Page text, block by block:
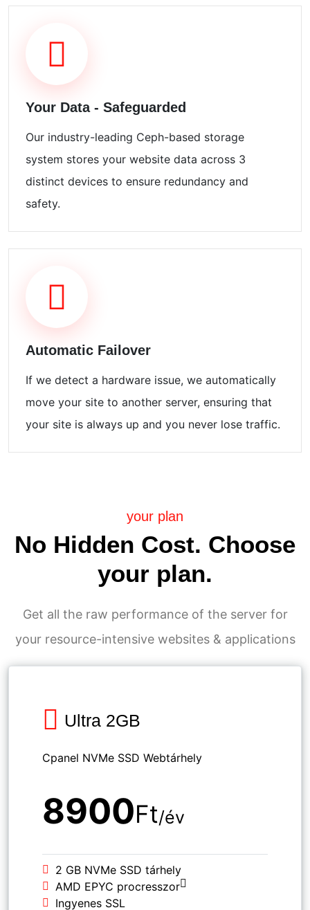
Your Data - Safeguarded
Our industry-leading Ceph-based storage
system stores your website data across 3
distinct devices to ensure redundancy and
safety.
Automatic Failover
If we detect a hardware issue, we automatically
move your site to another server, ensuring that
your site is always up and you never lose traffic.
your plan
No Hidden Cost. Choose
your plan.
Get all the raw performance of the server for
your resource-intensive websites & applications
Ultra 2GB
Cpanel NVMe SSD Webtárhely
8900Ft/év
2 GB NVMe SSD tárhely
AMD EPYC procresszor
Ingyenes SSL